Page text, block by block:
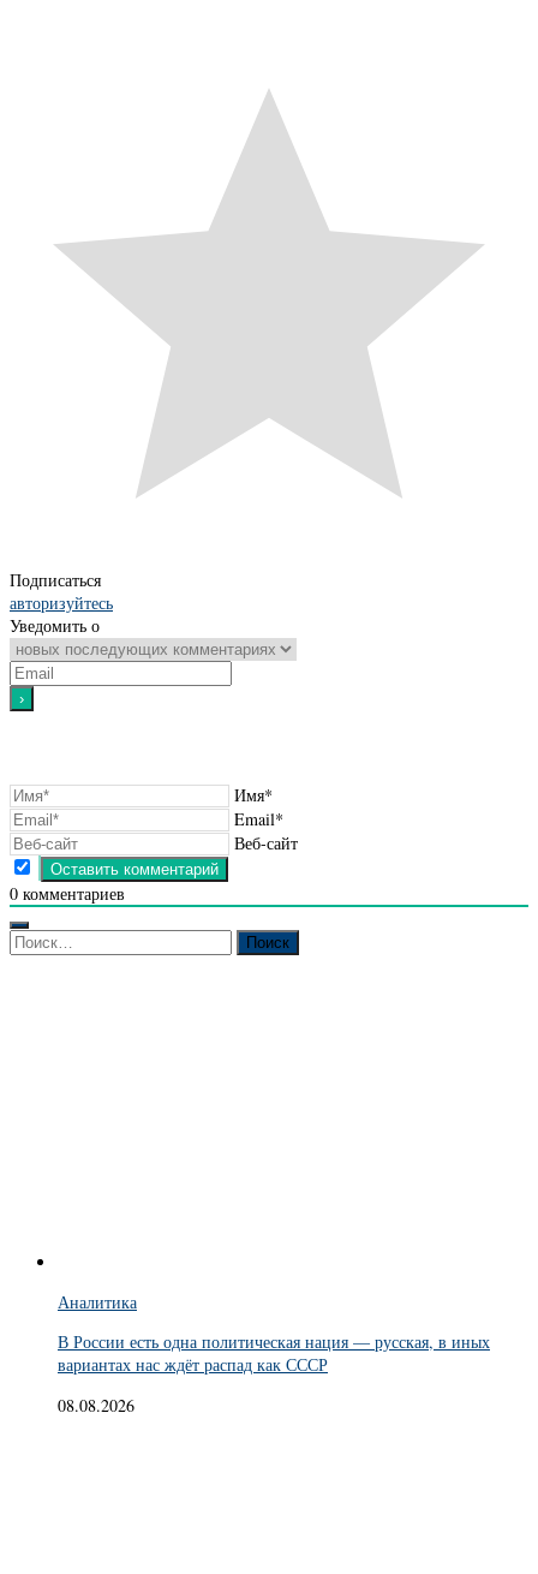
Подписаться
авторизуйтесь
Уведомить о
Имя*
Email*
Веб-сайт
0 комментариев
Найти:
Аналитика
В России есть одна политическая нация — русская, в иных
вариантах нас ждёт распад как СССР
08.08.2026